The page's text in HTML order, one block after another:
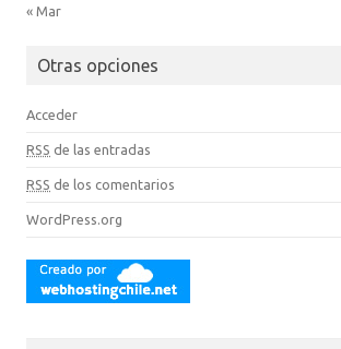
« Mar
Otras opciones
Acceder
RSS de las entradas
RSS de los comentarios
WordPress.org